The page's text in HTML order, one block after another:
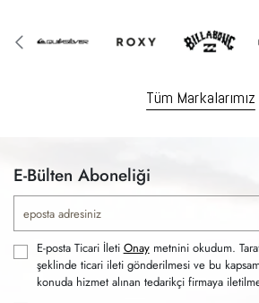
Tüm Markalarımız
E-Bülten Aboneliği
E-posta Ticari İleti Onaymetnini okudum.
şeklinde ticari ileti gönderilmesi ve bu
konuda hizmet alınan tedarikçi firmaya